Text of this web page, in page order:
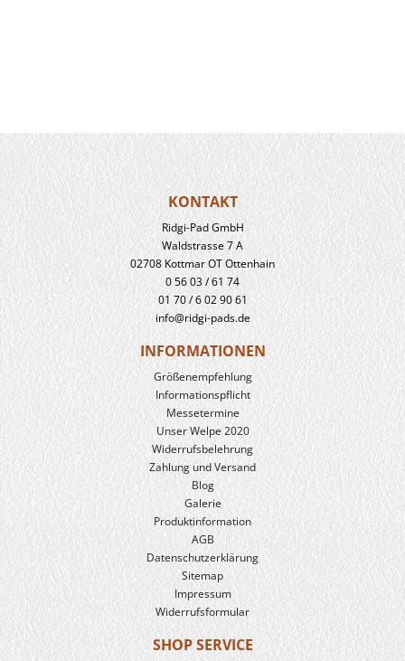
KONTAKT
Ridgi-Pad GmbH
Waldstrasse 7 A
02708 Kottmar OT Ottenhain
0 56 03 / 61 74
01 70 / 6 02 90 61
info@ridgi-pads.de
INFORMATIONEN
Größenempfehlung
Informationspflicht
Messetermine
Unser Welpe 2020
Widerrufs­belehrung
Zahlung und Versand
Blog
Galerie
Produkt­information
AGB
Datenschutzerklärung
Sitemap
Impressum
Widerrufsformular
SHOP SERVICE